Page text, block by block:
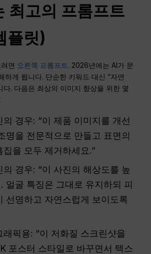
최고의 프롬프트
플릿)
면 오른쪽 프롬프트. 2026년에는 AI가 문
하게 됩니다. 단순한 키워드 대신 “자연
. 다음은 최상의 이미지 향상을 위한 몇
의 경우: “이 제품 이미지를 개선
명을 전문적으로 만들고 표면의
집을 모두 제거하세요.”
의 경우: “이 사진의 해상도를 높
얼굴 특징은 그대로 유지하되 피
선명하고 자연스럽게 보이도록
래픽용: “이 저화질 스크린샷을
포스터 스타일로 바꾸면서 텍스